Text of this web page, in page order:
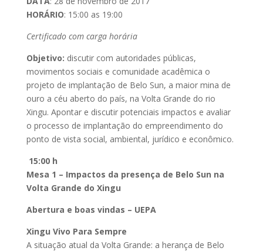
HORÁRIO: 15:00 as 19:00
Certificado com carga horária
Objetivo: discutir com autoridades públicas,
movimentos sociais e comunidade acadêmica o
projeto de implantação de Belo Sun, a maior mina de
ouro a céu aberto do país, na Volta Grande do rio
Xingu. Apontar e discutir potenciais impactos e avaliar
o processo de implantação do empreendimento do
ponto de vista social, ambiental, jurídico e econômico.
15:00 h
Mesa 1 – Impactos da presença de Belo Sun na
Volta Grande do Xingu
Abertura e boas vindas – UEPA
Xingu Vivo Para Sempre
A situação atual da Volta Grande: a herança de Belo